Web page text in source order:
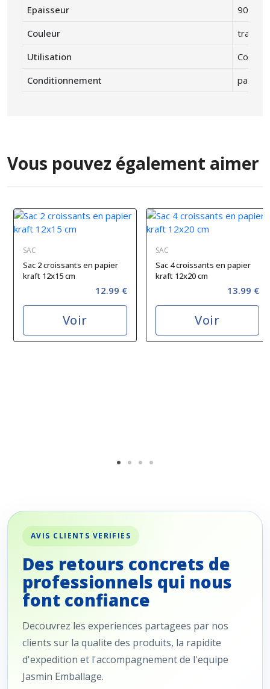
Epaisseur
90 μ
Couleur
Utilisation
Conditionnement
paquet
Vous pouvez également aimer
SAC
Sac 2 croissants en papier
kraft 12x15 cm
12.99 €
Voir
SAC
Sac 4 croissants en papier
kraft 12x20 cm
13.99 €
Voir
AVIS CLIENTS VERIFIES
Des retours concrets de
professionnels qui nous
font confiance
Decouvrez les experiences partagees par nos
clients sur la qualite des produits, la rapidite
d'expedition et l'accompagnement de l'equipe
Jasmin Emballage.